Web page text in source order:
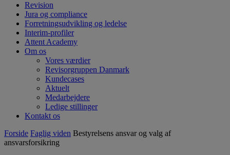
Revision
Jura og compliance
Forretningsudvikling og ledelse
Interim-profiler
Attent Academy
Om os
Vores værdier
Revisorgruppen Danmark
Kundecases
Aktuelt
Medarbejdere
Ledige stillinger
Kontakt os
Forside Faglig viden Bestyrelsens ansvar og valg af
ansvarsforsikring